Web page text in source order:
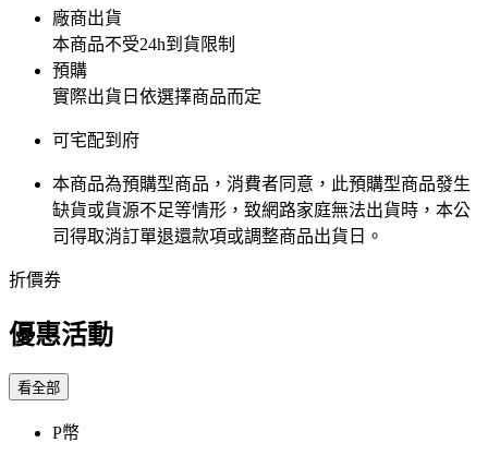
廠商出貨
本商品不受24h到貨限制
預購
實際出貨日依選擇商品而定
可宅配到府
本商品為預購型商品，消費者同意，此預購型商品發生
缺貨或貨源不足等情形，​致網路家庭無法出貨時，本公
司得取消訂單退還款項或調整商品出貨日。
折價券
優惠活動
看全部
P幣